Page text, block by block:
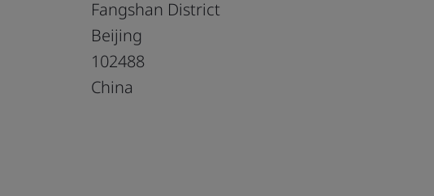
Fangshan District
Beijing
102488
China